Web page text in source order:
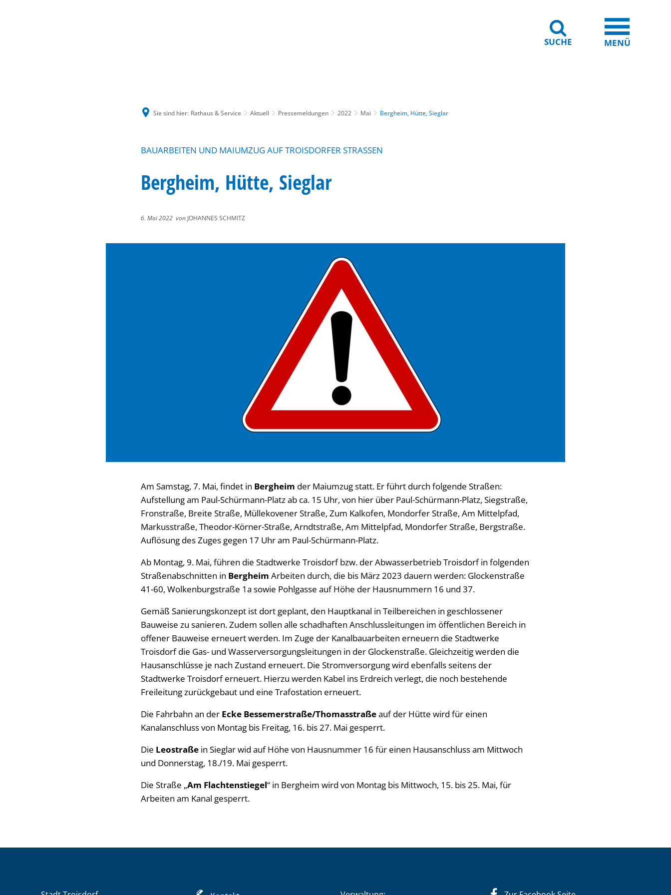
SUCHE MENÜ
Sie sind hier: Rathaus & Service Aktuell Pressemeldungen 2022 Mai Bergheim, Hütte, Sieglar
BAUARBEITEN UND MAIUMZUG AUF TROISDORFER STRASSEN
Bergheim, Hütte, Sieglar
6. Mai 2022 von JOHANNES SCHMITZ
Am Samstag, 7. Mai, findet in Bergheim der Maiumzug statt. Er führt durch folgende Straßen:
Aufstellung am Paul-Schürmann-Platz ab ca. 15 Uhr, von hier über Paul-Schürmann-Platz, Siegstraße,
Fronstraße, Breite Straße, Müllekovener Straße, Zum Kalkofen, Mondorfer Straße, Am Mittelpfad,
Markusstraße, Theodor-Körner-Straße, Arndtstraße, Am Mittelpfad, Mondorfer Straße, Bergstraße.
Auflösung des Zuges gegen 17 Uhr am Paul-Schürmann-Platz.
Ab Montag, 9. Mai, führen die Stadtwerke Troisdorf bzw. der Abwasserbetrieb Troisdorf in folgenden
Straßenabschnitten in Bergheim Arbeiten durch, die bis März 2023 dauern werden: Glockenstraße
41-60, Wolkenburgstraße 1a sowie Pohlgasse auf Höhe der Hausnummern 16 und 37.
Gemäß Sanierungskonzept ist dort geplant, den Hauptkanal in Teilbereichen in geschlossener
Bauweise zu sanieren. Zudem sollen alle schadhaften Anschlussleitungen im öffentlichen Bereich in
offener Bauweise erneuert werden. Im Zuge der Kanalbauarbeiten erneuern die Stadtwerke
Troisdorf die Gas- und Wasserversorgungsleitungen in der Glockenstraße. Gleichzeitig werden die
Hausanschlüsse je nach Zustand erneuert. Die Stromversorgung wird ebenfalls seitens der
Stadtwerke Troisdorf erneuert. Hierzu werden Kabel ins Erdreich verlegt, die noch bestehende
Freileitung zurückgebaut und eine Trafostation erneuert.
Die Fahrbahn an der Ecke Bessemerstraße/Thomasstraßeauf der Hütte wird für einen
Kanalanschluss von Montag bis Freitag, 16. bis 27. Mai gesperrt.
Die Leostraße in Sieglar wid auf Höhe von Hausnummer 16 für einen Hausanschluss am Mittwoch
und Donnerstag, 18./19. Mai gesperrt.
Die Straße „Am Flachtenstiegel“ in Bergheim wird von Montag bis Mittwoch, 15. bis 25. Mai, für
Arbeiten am Kanal gesperrt.